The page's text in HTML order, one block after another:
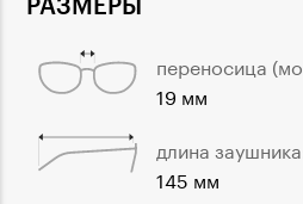
переносица
19 мм
длина
145 мм